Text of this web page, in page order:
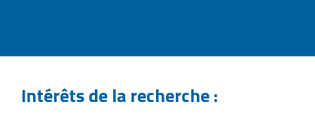
Intérêts de la recherche :